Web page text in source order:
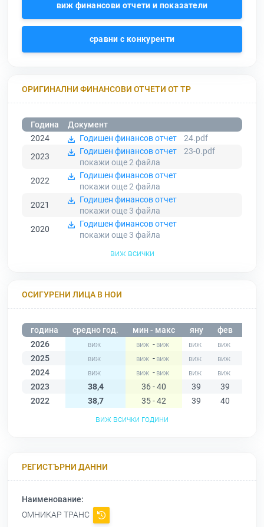
виж финансови отчети и показатели
сравни с конкуренти
ОРИГИНАЛНИ ФИНАНСОВИ ОТЧЕТИ ОТ ТР
Година
Документ
2024
Годишен финансов отчет
24.pdf
2023
Годишен финансов отчет
23-0.pdf
покажи още 2файла
2022
Годишен финансов отчет
покажи още 2файла
2021
Годишен финансов отчет
покажи още 3 файла
2020
Годишен финансов отчет
покажи още 3 файла
виж всички
ОСИГУРЕНИ ЛИЦА В НОИ
година средно год. мин - макс яну фев
2026
-
2025
-
2024
-
2023
38,4 36 - 40 39 39
2022
38,7 35 - 42 39 40
виж всички години
РЕГИСТЪРНИ ДАННИ
Наименование:
ОМНИКАР ТРАНС